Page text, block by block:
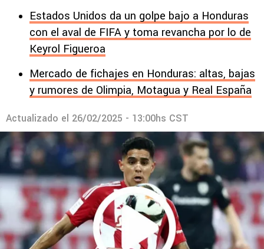
Estados Unidos da un golpe bajo a Honduras
con el aval de FIFA y toma revancha por lo de
Keyrol Figueroa
Mercado de fichajes en Honduras: altas, bajas
y rumores de Olimpia, Motagua y Real España
Actualizado el 26/02/2025 - 13:00hs CST